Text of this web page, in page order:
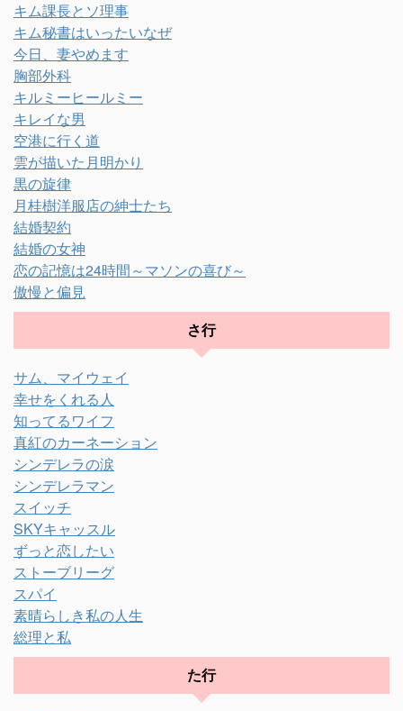
キム課長とソ理事
キム秘書はいったいなぜ
今日、妻やめます
胸部外科
キルミーヒールミー
キレイな男
空港に行く道
雲が描いた月明かり
黒の旋律
月桂樹洋服店の紳士たち
結婚契約
結婚の女神
恋の記憶は24時間～マソンの喜び～
傲慢と偏見
さ行
サム、マイウェイ
幸せをくれる人
知ってるワイフ
真紅のカーネーション
シンデレラの涙
シンデレラマン
スイッチ
SKYキャッスル
ずっと恋したい
ストーブリーグ
スパイ
素晴らしき私の人生
総理と私
た行